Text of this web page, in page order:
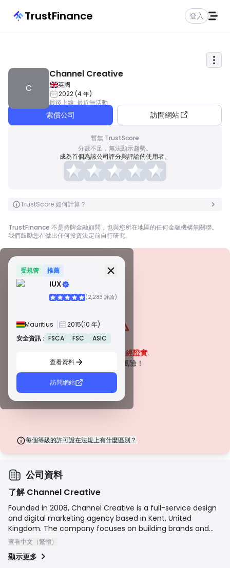
TrustFinance 登入
C
Channel Creative
英國
2022(4年)
最後上線: 最近無活動
索償公司 訪問網站
暫無 TrustScore
分數不足，無法顯示趨勢。
成為首個為該公司評分與評論的使用者。
TrustScore 如何計算？
TrustFinance 不是持牌金融顧問，也與您所在地區的任何金融機構無關聯。
我們鼓勵您在做出任何投資決定前自行研究。
受規管 推薦
IUX
(2,283 評論)
Mauritius 2015(10 年)
安全資訊 : FSCA FSC ASIC
查看資料
訪問網站
安全資訊
警告
未經證實.
請注意潛在風險！
每個等級的許可證在法規上有什麼區別？
由全球知名監管機構頒發，這些許可證透過嚴格的合規性、資金隔離、保險和
由受尊敬的區域監管機構授予，這些許可證提供強大的安全措施，例如資金隔
離、財務報告和補償計劃。雖然沒有等級 1 那麼嚴格，但它們提供可靠的區域
由新興市場的監管機構頒發，這些許可證提供基本保護，例如最低資本要求和
AML 政策。監管較不嚴格，因此交易者應謹慎行事並驗證安全措施。
來自監管最少的司法管轄區，這些許可證通常缺乏關鍵保護，例如資金隔離和
保險。雖然它們對營運彈性很有吸引力，但它們對交易者構成較高的風險。
公司資料
了解 Channel Creative
Founded in 2008, Channel Creative is a full-service design
and digital marketing agency based in Kent, United
Kingdom. The company focuses on building brands and
driving measurable results for a diverse range of clients,
services include brand strategy and identity, website
查看中文（繁體）
顯示更多